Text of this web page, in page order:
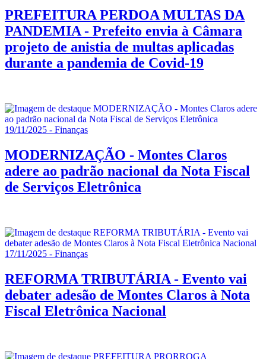
PREFEITURA PERDOA MULTAS DA
PANDEMIA - Prefeito envia à Câmara
projeto de anistia de multas aplicadas
durante a pandemia de Covid-19
19/11/2025 - Finanças
MODERNIZAÇÃO - Montes Claros
adere ao padrão nacional da Nota Fiscal
de Serviços Eletrônica
17/11/2025 - Finanças
REFORMA TRIBUTÁRIA - Evento vai
debater adesão de Montes Claros à Nota
Fiscal Eletrônica Nacional